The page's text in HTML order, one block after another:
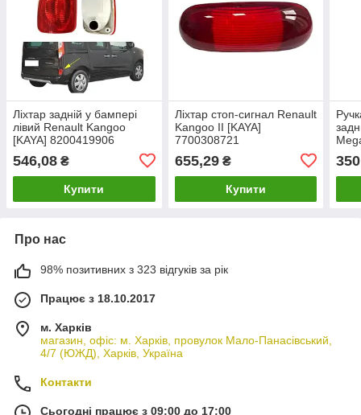
Ліхтар задній у бампері
лівий Renault Kangoo
[KAYA] 8200419906
546,08 ₴
Купити
Ліхтар стоп-сигнал Renault
Kangoo II [KAYA]
7700308721
655,29₴
Купити
350
Про нас
98% позитивних з 323 відгуків за рік
Працює з 18.10.2017
м. Харків
магазин, офіс: м. Харків, провулок Мало-Панасівський,
4/7 (ЮЖД), Харків, Україна
Контакти
Сьогодні працює з 09:00 до 17:00